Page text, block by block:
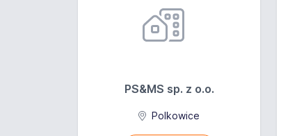
PS&MS sp. z o.o.
Polkowice